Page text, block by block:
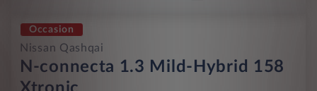
Occasion
Nissan Qashqai
N-connecta 1.3 Mild-Hybrid 158